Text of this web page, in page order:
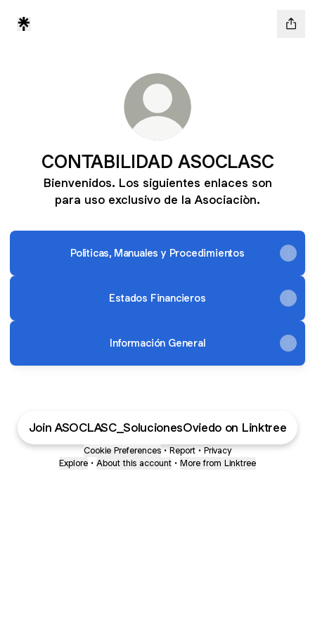
CONTABILIDAD ASOCLASC
Bienvenidos. Los siguientes enlaces son
para uso exclusivo de la Asociaciòn.
Politicas, Manuales y Procedimientos
Estados Financieros
Información General
Join ASOCLASC_SolucionesOviedo on Linktree
Cookie Preferences • Report • Privacy
Explore • About this account • More from Linktree